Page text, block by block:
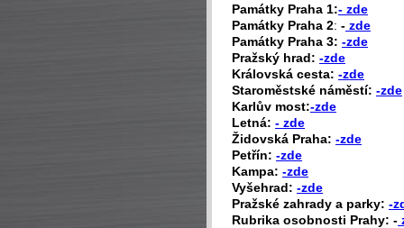
Památky Praha 1:- zde
Památky Praha 2: - zde
Památky Praha 3: -zde
Pražský hrad: -zde
Královská cesta: -zde
Staroměstské náměstí: -zde
Karlův most:-zde
Letná: - zde
Židovská Praha: -zde
Petřín: -zde
Kampa: -zde
Vyšehrad: -zde
Pražské zahrady a parky: -
Rubrika osobnosti Prahy: -